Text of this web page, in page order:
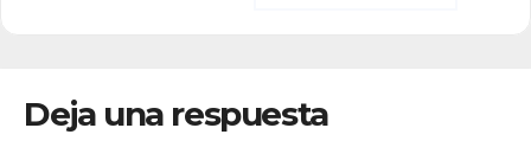
Deja una respuesta